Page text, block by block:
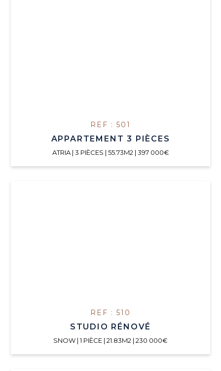
REF : 501
APPARTEMENT 3 PIÈCES
ATRIA | 3 PIÈCES | 55.73M2 | 397 000€
REF : 510
STUDIO RÉNOVÉ
SNOW | 1 PIÈCE | 21.83M2 | 230 000€